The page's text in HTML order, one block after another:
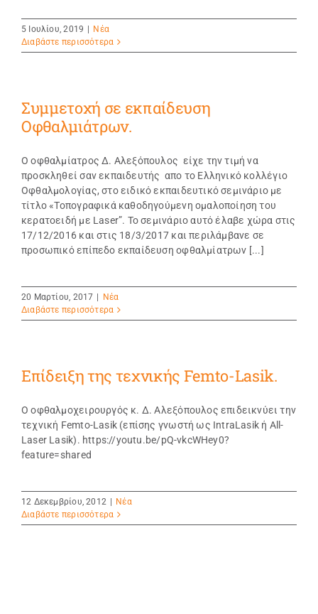
5 Ιουλίου, 2019 | Νέα
Διαβάστε περισσότερα
Συμμετοχή σε εκπαίδευση
Οφθαλμιάτρων.
Ο οφθαλμίατρος Δ. Αλεξόπουλος είχε την τιμή να
προσκληθεί σαν εκπαιδευτής απο το Ελληνικό κολλέγιο
Οφθαλμολογίας, στο ειδικό εκπαιδευτικό σεμινάριο με
τίτλο «Τοπογραφικά καθοδηγούμενη ομαλοποίηση του
κερατοειδή με Laser”. Το σεμινάριο αυτό έλαβε χώρα στις
17/12/2016 και στις 18/3/2017 και περιλάμβανε σε
προσωπικό επίπεδο εκπαίδευση οφθαλμίατρων [...]
20 Μαρτίου, 2017 | Νέα
Διαβάστε περισσότερα
Eπίδειξη της τεχνικής Femto-Lasik.
Ο οφθαλμοχειρουργός κ. Δ. Αλεξόπουλος επιδεικνύει την
τεχνική Femto-Lasik (επίσης γνωστή ως IntraLasik ή All-
Laser Lasik). https://youtu.be/pQ-vkcWHey0?
feature=shared
12 Δεκεμβρίου, 2012 | Νέα
Διαβάστε περισσότερα